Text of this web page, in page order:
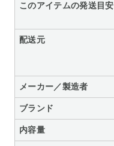
このアイテムの発送目安
配送元
メーカー／製造者
ブランド
内容量